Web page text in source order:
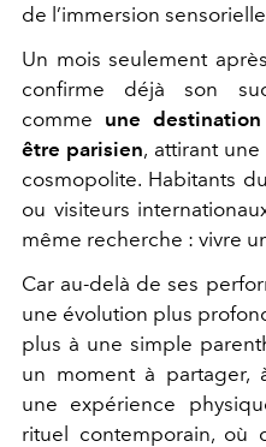
de l’immersion
Un mois seulement
confirme déjà son
comme une
être parisien, attirant
cosmopolite. Habitants
ou visiteurs
même recherche : vivre
Car au-delà de ses
une évolution plus
plus à une simple
un moment à partager,
une expérience
rituel contemporain, où